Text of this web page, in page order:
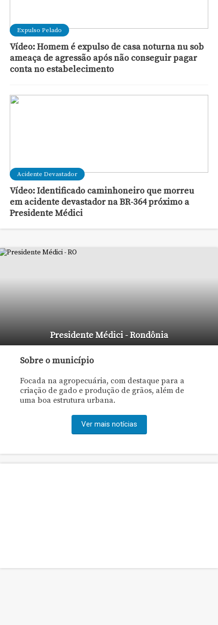
Expulso Pelado
Vídeo: Homem é expulso de casa noturna nu sob
ameaça de agressão após não conseguir pagar
conta no estabelecimento
Acidente Devastador
Vídeo: Identificado caminhoneiro que morreu
em acidente devastador na BR-364 próximo a
Presidente Médici
Presidente Médici - Rondônia
Sobre o município
Focada na agropecuária, com destaque para a
criação de gado e produção de grãos, além de
uma boa estrutura urbana.
Ver mais notícias